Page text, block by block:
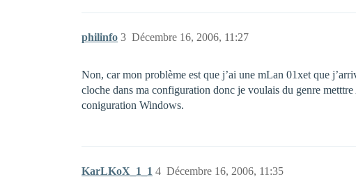
philinfo Décembre 16, 2006, 11:27
3
Non, car mon problème est que j’ai une mLan 01xet que
cloche dans ma configuration donc je voulais du genre
coniguration Windows.
KarLKoX_1_1 Décembre 16, 2006, 11:35
4